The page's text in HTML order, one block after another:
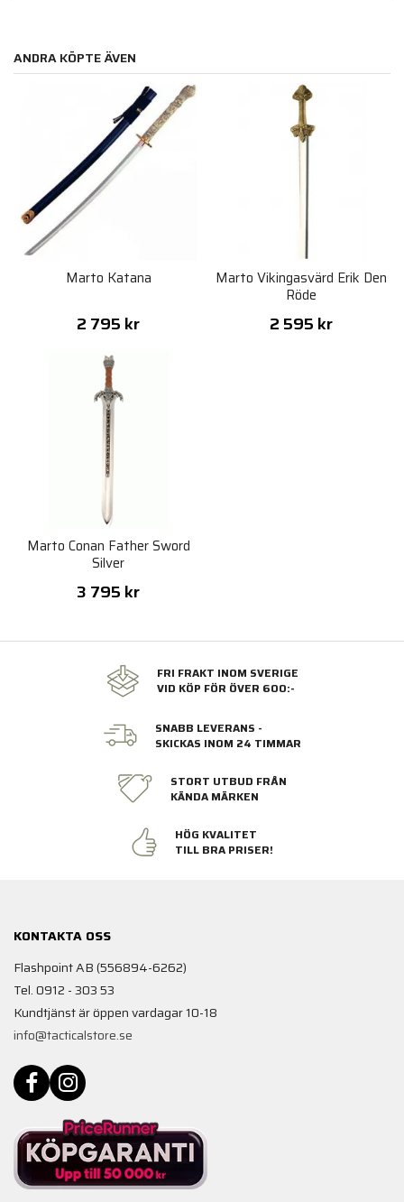
ANDRA KÖPTE ÄVEN
Marto Katana
2 795 kr
Marto Vikingasvärd Erik Den
Röde
2 595 kr
Marto Conan Father Sword
Silver
3 795 kr
FRI FRAKT INOM SVERIGE
VID KÖP FÖR ÖVER 600:-
SNABB LEVERANS -
SKICKAS INOM 24 TIMMAR
STORT UTBUD FRÅN
KÄNDA MÄRKEN
HÖG KVALITET
TILL BRA PRISER!
KONTAKTA OSS
Flashpoint AB (556894-6262)
Tel. 0912 - 303 53
Kundtjänst är öppen vardagar 10-18
info@tacticalstore.se